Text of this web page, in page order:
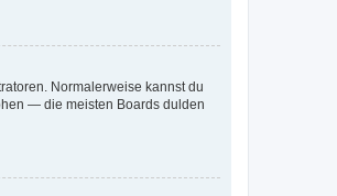
Normalerweise kannst du
— die meisten Boards dulden